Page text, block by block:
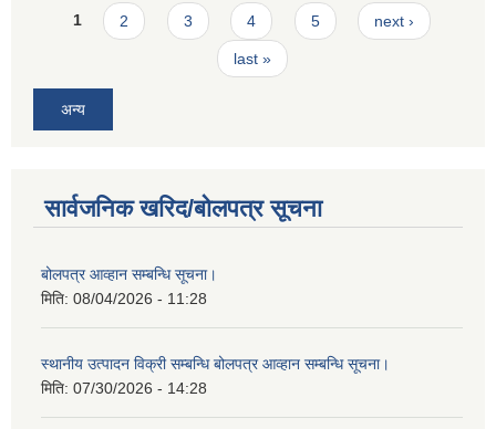
Pages
1 2 3 4 5 next ›
last »
अन्य
सार्वजनिक खरिद/बोलपत्र सूचना
बोलपत्र आव्हान सम्बन्धि सूचना।
मिति: 08/04/2026 - 11:28
स्थानीय उत्पादन विक्री सम्बन्धि बोलपत्र आव्हान सम्बन्धि सूचना।
मिति: 07/30/2026 - 14:28